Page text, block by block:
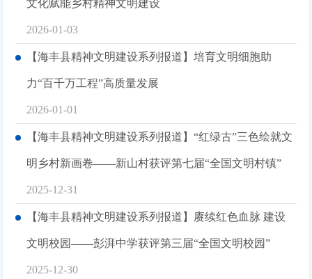
文化赋能乡村精神文明建设
2026-01-03
【海丰县精神文明建设系列报道】培育文明细胞助
力“百千万工程”高质量发展
2026-01-01
【海丰县精神文明建设系列报道】“红绿古”三色绘就文
明乡村新画卷——新山村获评第七届“全国文明村镇”
2025-12-31
【海丰县精神文明建设系列报道】赓续红色血脉 建设
文明校园——彭湃中学获评第三届“全国文明校园”
2025-12-30